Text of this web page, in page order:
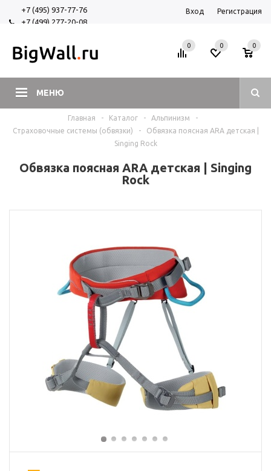
+7 (495) 937-77-76
+7 (499) 277-20-08
Вход Регистрация
МЕНЮ
0 0
0
Главная - Каталог - Альпинизм
-
Страховочные системы (обвязки)
-
Обвязка поясная ARA детская |
Singing Rock
Обвязка поясная ARA детская | Singing
Rock